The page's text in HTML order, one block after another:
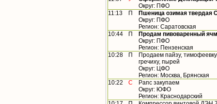
Округ: ПФО
11:13
П
Пшеница озимая твердая
Округ: ПФО
Регион: Саратовская
10:44
П
Продам пивоваренный
Округ: ПФО
Регион: Пензенская
10:28
П
Продаем пайзу,
гречиху, пырей
Округ: ЦФО
Регион: Москва, Брянская
10:22
С
Рапс закупаем
Округ: ЮФО
Регион: Краснодарский